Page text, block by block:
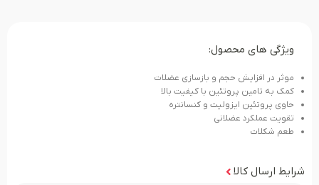
ویژگی های محصول:
موثر در افزایش حجم و بازسازی عضلات
کمک به تامین پروتئین با کیفیت بالا
حاوی پروتئین ایزولیت و کنسانتره
تقویت عملکرد عضلانی
طعم شکلات
شرایط ارسال کالا